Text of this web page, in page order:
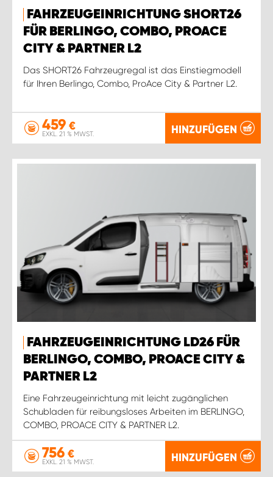
FAHRZEUGEINRICHTUNG SHORT26
FÜR BERLINGO, COMBO, PROACE
CITY & PARTNER L2
Das SHORT26 Fahrzeugregal ist das Einstiegmodell
für Ihren Berlingo, Combo, ProAce City & Partner L2.
459 €
EXKL. 21 % MWST. HINZUFÜGEN
FAHRZEUGEINRICHTUNG LD26 FÜR
BERLINGO, COMBO, PROACE CITY &
PARTNER L2
Eine Fahrzeugeinrichtung mit leicht zugänglichen
Schubladen für reibungsloses Arbeiten im BERLINGO,
COMBO, PROACE CITY & PARTNER L2.
756 €
EXKL. 21 % MWST. HINZUFÜGEN